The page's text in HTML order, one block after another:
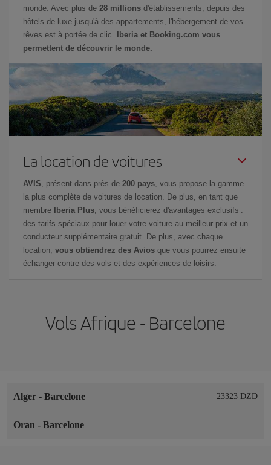
monde. Avec plus de 28 millions d'établissements, depuis des
hôtels de luxe jusqu'à des appartements, l'hébergement de vos
rêves est à portée de clic.
Iberia et Booking.com vous
permettent de découvrir le monde.
La location de voitures
AVIS , présent dans près de 200 pays , vous propose la gamme
la plus complète de voitures de location. De plus, en tant que
membre
Iberia Plus , vous bénéficierez d'avantages exclusifs :
des tarifs spéciaux pour louer votre voiture au meilleur prix et un
conducteur supplémentaire gratuit. De plus, avec chaque
location, vous obtiendrez des Avios que vous pourrez ensuite
échanger contre des vols et des expériences de loisirs.
Vols Afrique - Barcelone
Alger - Barcelone 23323 DZD
Oran - Barcelone